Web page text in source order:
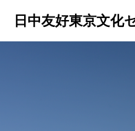
日中友好東京文化